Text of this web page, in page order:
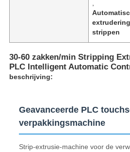
strippen
30-60 zakken/min Stripping
PLC Intelligent Automatic
beschrijving:
Geavanceerde PLC
verpakkingsmachine
Strip-extrusie-machine voor de